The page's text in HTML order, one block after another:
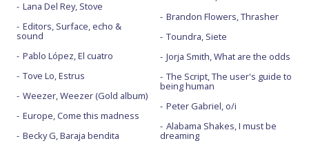
Lana Del Rey, Stove
Editors, Surface, echo &
sound
Pablo López, El cuatro
Tove Lo, Estrus
Weezer, Weezer (Gold album)
Europe, Come this madness
Becky G, Baraja bendita
Brandon Flowers, Thrasher
Toundra, Siete
Jorja Smith, What are the odds
The Script, The user's guide to
being human
Peter Gabriel, o/i
Alabama Shakes, I must be
dreaming